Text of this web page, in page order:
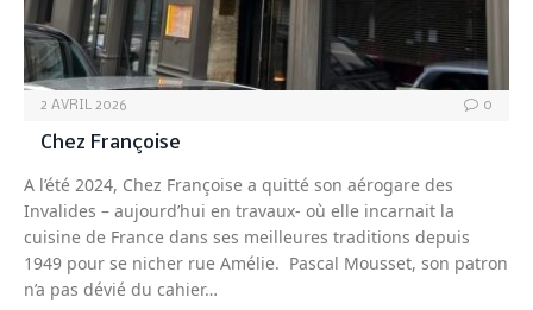
2 AVRIL 2026 0
Chez Françoise
A l’été 2024, Chez Françoise a quitté son aérogare des
Invalides – aujourd’hui en travaux- où elle incarnait la
cuisine de France dans ses meilleures traditions depuis
1949 pour se nicher rue Amélie. Pascal Mousset, son patron
n’a pas dévié du cahier…